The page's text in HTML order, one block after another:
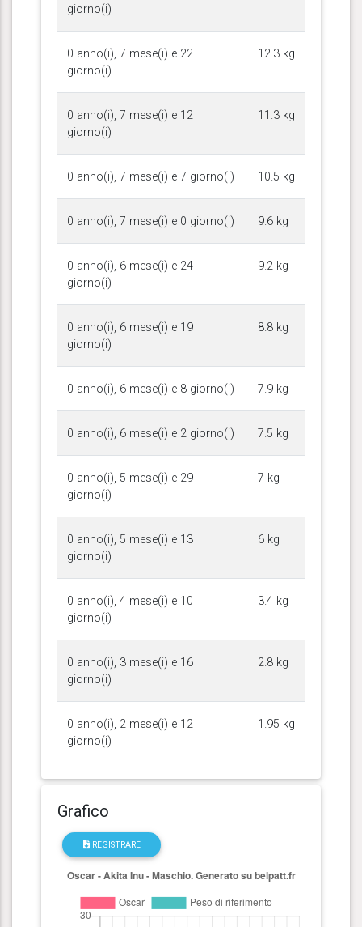
giorno(i)
0 anno(i), 7 mese(i) e 22
giorno(i)
12.3 kg
0 anno(i), 7 mese(i) e 12
giorno(i)
11.3 kg
0 anno(i), 7 mese(i) e 7 giorno(i) 10.5 kg
0 anno(i), 7 mese(i) e 0 giorno(i) 9.6 kg
0 anno(i), 6 mese(i) e 24
giorno(i)
9.2 kg
0 anno(i), 6 mese(i) e 19
giorno(i)
8.8 kg
0 anno(i), 6 mese(i) e 8 giorno(i) 7.9 kg
0 anno(i), 6 mese(i) e 2 giorno(i) 7.5 kg
0 anno(i), 5 mese(i) e 29
giorno(i)
7 kg
0 anno(i), 5 mese(i) e 13
giorno(i)
6 kg
0 anno(i), 4 mese(i) e 10
giorno(i)
3.4 kg
0 anno(i), 3 mese(i) e 16
giorno(i)
2.8 kg
0 anno(i), 2 mese(i) e 12
giorno(i)
1.95 kg
Grafico
REGISTRARE